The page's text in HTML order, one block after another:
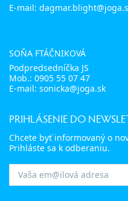
E-mail:
SOŇA FTÁČNIKOVÁ
Podpredsedníčka JS
Mob.: 0905 55 07 47
E-mail: sonicka@joga.sk
PRIHLÁSENIE DO
Chcete byť informovaný o
Prihláste sa k odberaniu.